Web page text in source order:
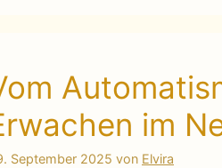
im
September 2025 von Elvira